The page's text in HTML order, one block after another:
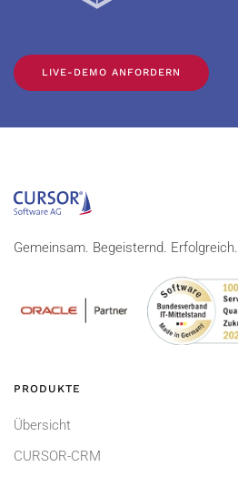
LIVE-DEMO ANFORDERN
Gemeinsam. Begeisternd. Erfolgreich.
PRODUKTE
Übersicht
CURSOR-CRM